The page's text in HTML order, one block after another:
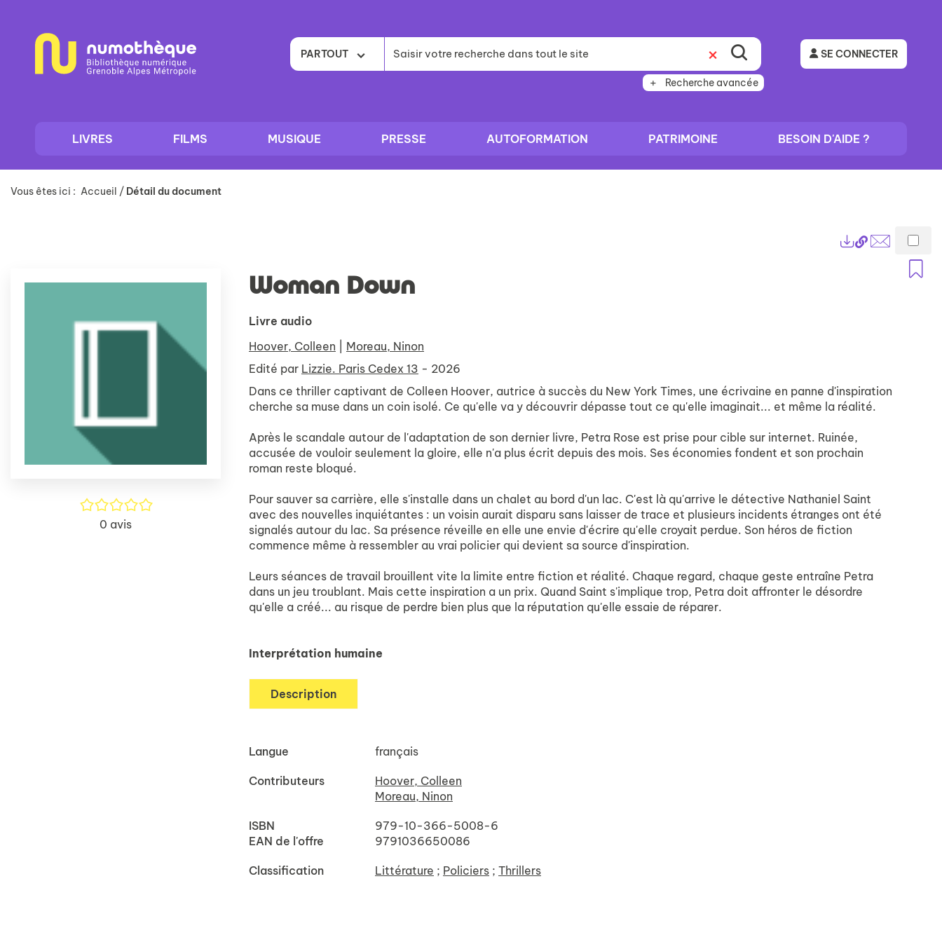
contenu
PARTOUT
Recherche avancée
SE CONNECTER
LIVRES FILMS MUSIQUE PRESSE AUTOFORMATION PATRIMOINE BESOIN D'AIDE ?
Vous êtes ici : Accueil / Détail du document
Lien
permanent
(Nouvelle
Envoyer
/5
0 avis
Woman Down
Livre audio
Hoover, Colleen
Moreau, Ninon
Edité par Lizzie. Paris Cedex 13 - 2026
Dans ce thriller captivant de Colleen Hoover, autrice à succès du New York Times, une écrivaine en panne d'inspiration
cherche sa muse dans un coin isolé. Ce qu'elle va y découvrir dépasse tout ce qu'elle imaginait... et même la réalité.
Après le scandale autour de l'adaptation de son dernier livre, Petra Rose est prise pour cible sur internet. Ruinée,
accusée de vouloir seulement la gloire, elle n'a plus écrit depuis des mois. Ses économies fondent et son prochain
roman reste bloqué.
Pour sauver sa carrière, elle s'installe dans un chalet au bord d'un lac. C'est là qu'arrive le détective Nathaniel Saint
avec des nouvelles inquiétantes : un voisin aurait disparu sans laisser de trace et plusieurs incidents étranges ont été
signalés autour du lac. Sa présence réveille en elle une envie d'écrire qu'elle croyait perdue. Son héros de fiction
commence même à ressembler au vrai policier qui devient sa source d'inspiration.
Leurs séances de travail brouillent vite la limite entre fiction et réalité. Chaque regard, chaque geste entraîne Petra
dans un jeu troublant. Mais cette inspiration a un prix. Quand Saint s'implique trop, Petra doit affronter le désordre
qu'elle a créé... au risque de perdre bien plus que la réputation qu'elle essaie de réparer.
Interprétation humaine
Description
Langue français
Contributeurs
Hoover, Colleen
Moreau, Ninon
ISBN
979-10-366-5008-6
EAN de l'offre
9791036650086
Classification Littérature ; Policiers ; Thrillers